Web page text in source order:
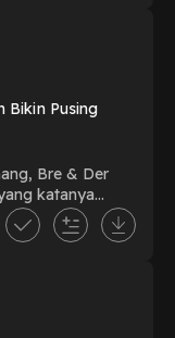
Bikin Pusing
Bre & Der
katanya
dicari tapi
mereka
karuan!